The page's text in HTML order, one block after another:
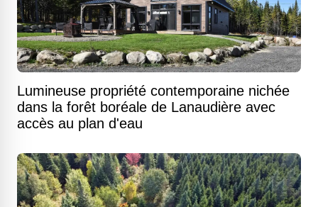
Lumineuse propriété contemporaine nichée
dans la forêt boréale de Lanaudière avec
accès au plan d'eau